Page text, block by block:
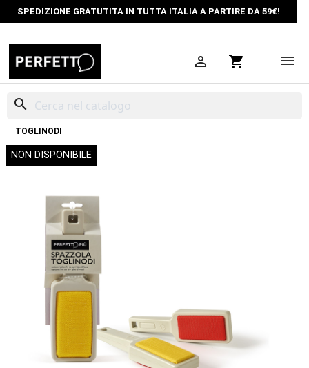
SPEDIZIONE GRATUTITA IN TUTTA ITALIA A PARTIRE DA 59€!
 shopping_cart
search
TOGLINODI
NON DISPONIBILE